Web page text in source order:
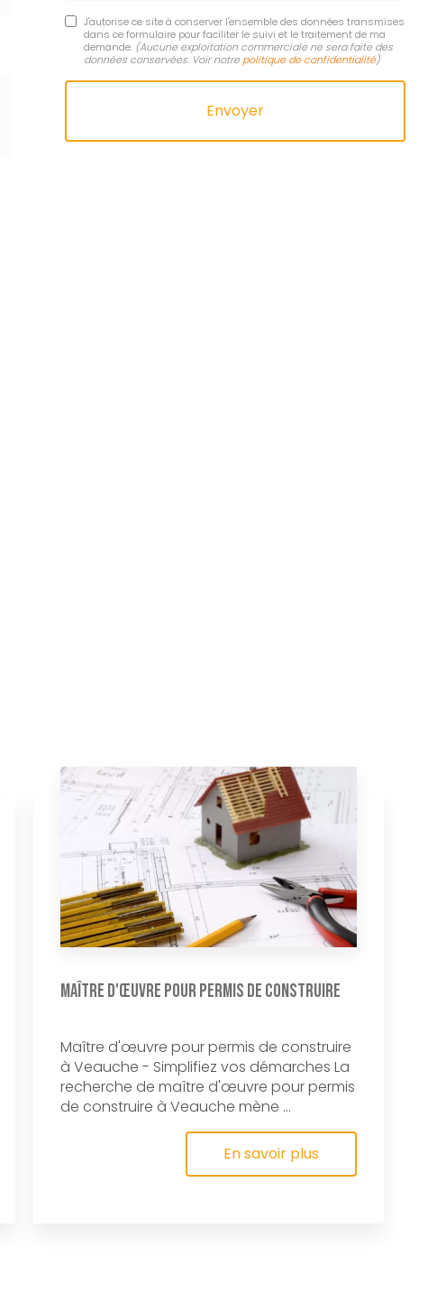
J'autorise ce site à conserver l'ensemble des données transmises
dans ce formulaire pour faciliter le suivi et le traitement de ma
demande. (Aucune exploitation commerciale ne sera faite des
données conservées. Voir notre politique de confidentialité)
Maître d'œuvre pour permis de construire
Maître d'œuvre pour permis de construire
à Veauche - Simplifiez vos démarches La
recherche de maître d'œuvre pour permis
de construire à Veauche mène ...
En savoir plus